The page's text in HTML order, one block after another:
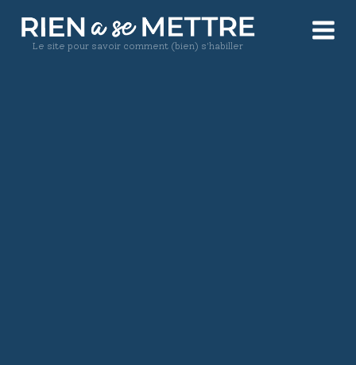
Le site pour savoir comment (bien) s'habiller